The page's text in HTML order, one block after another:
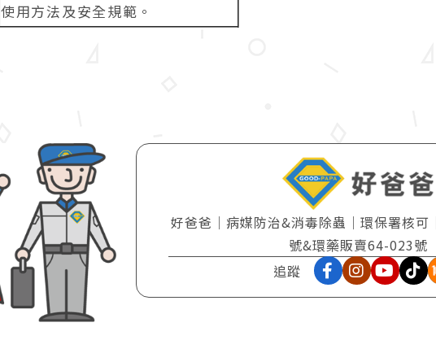
使用方法及安全規範。
好爸爸｜病媒防治&消毒除蟲｜環保署核可
號&環藥販賣64-023號
追蹤